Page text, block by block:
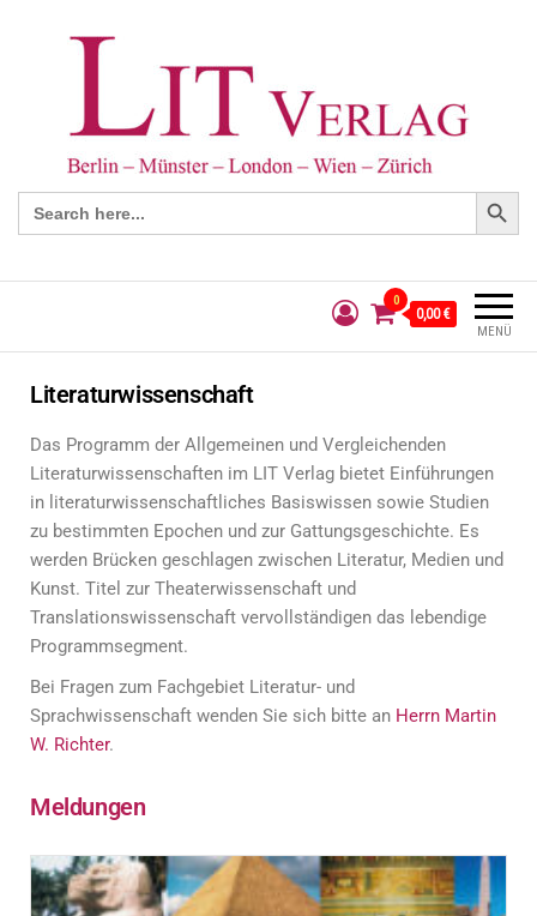
Search
for:
Search Button
MENÜ
0
0,00 €
Literaturwissenschaft
Das Programm der Allgemeinen und Vergleichenden
Literaturwissenschaften im LIT Verlag bietet Einführungen
in literaturwissenschaftliches Basiswissen sowie Studien
zu bestimmten Epochen und zur Gattungsgeschichte. Es
werden Brücken geschlagen zwischen Literatur, Medien und
Kunst. Titel zur Theaterwissenschaft und
Translationswissenschaft vervollständigen das lebendige
Programmsegment.
Bei Fragen zum Fachgebiet Literatur- und
Sprachwissenschaft wenden Sie sich bitte an Herrn Martin
W. Richter.
Meldungen